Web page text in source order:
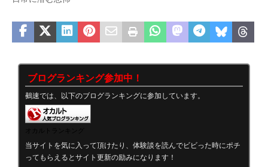
ブログランキング参加中！
鵺速では、以下のブログランキングに参加しています。
当サイトを気に入って頂けたり、体験談を読んでビビった時にポチ
ってもらえるとサイト更新の励みになります！